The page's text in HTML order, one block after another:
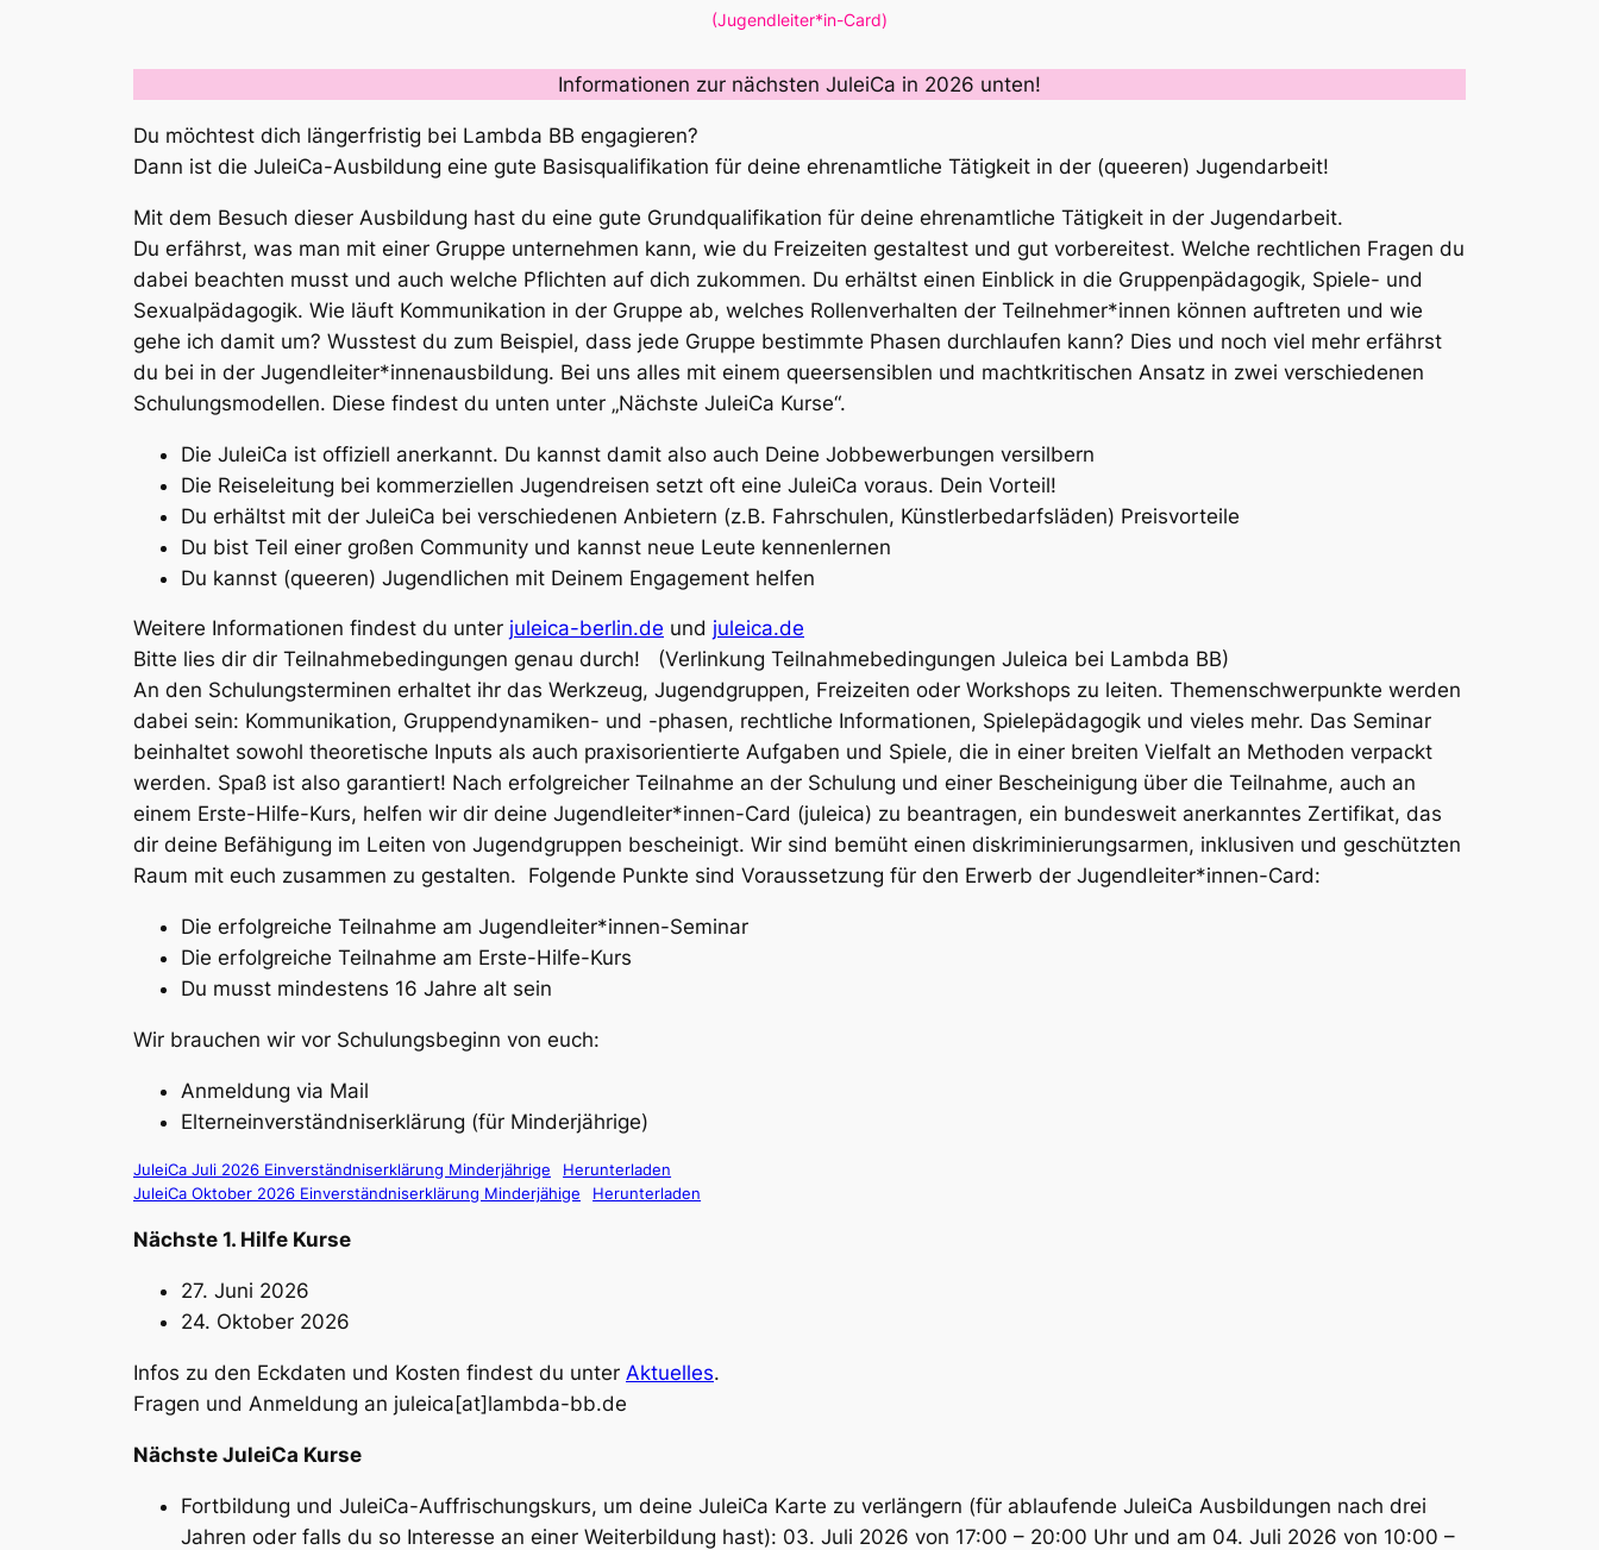
(Jugendleiter*in-Card)
Informationen zur nächsten JuleiCa in 2026 unten!
Du möchtest dich längerfristig bei Lambda BB engagieren?
Dann ist die JuleiCa-Ausbildung eine gute Basisqualifikation für deine ehrenamtliche Tätigkeit in der (queeren) Jugendarbeit!
Mit dem Besuch dieser Ausbildung hast du eine gute Grundqualifikation für deine ehrenamtliche Tätigkeit in der Jugendarbeit.
Du erfährst, was man mit einer Gruppe unternehmen kann, wie du Freizeiten gestaltest und gut vorbereitest. Welche rechtlichen Fragen du
dabei beachten musst und auch welche Pflichten auf dich zukommen. Du erhältst einen Einblick in die Gruppenpädagogik, Spiele- und
Sexualpädagogik. Wie läuft Kommunikation in der Gruppe ab, welches Rollenverhalten der Teilnehmer*innen können auftreten und wie
gehe ich damit um? Wusstest du zum Beispiel, dass jede Gruppe bestimmte Phasen durchlaufen kann? Dies und noch viel mehr erfährst
du bei in der Jugendleiter*innenausbildung. Bei uns alles mit einem queersensiblen und machtkritischen Ansatz in zwei verschiedenen
Schulungsmodellen. Diese findest du unten unter „Nächste JuleiCa Kurse“.
Die JuleiCa ist offiziell anerkannt. Du kannst damit also auch Deine Jobbewerbungen versilbern
Die Reiseleitung bei kommerziellen Jugendreisen setzt oft eine JuleiCa voraus. Dein Vorteil!
Du erhältst mit der JuleiCa bei verschiedenen Anbietern (z.B. Fahrschulen, Künstlerbedarfsläden) Preisvorteile
Du bist Teil einer großen Community und kannst neue Leute kennenlernen
Du kannst (queeren) Jugendlichen mit Deinem Engagement helfen
Weitere Informationen findest du unter juleica-berlin.de und juleica.de
Bitte lies dir dir Teilnahmebedingungen genau durch! (Verlinkung Teilnahmebedingungen Juleica bei Lambda BB)
An den Schulungsterminen erhaltet ihr das Werkzeug, Jugendgruppen, Freizeiten oder Workshops zu leiten. Themenschwerpunkte werden
dabei sein: Kommunikation, Gruppendynamiken- und -phasen, rechtliche Informationen, Spielepädagogik und vieles mehr. Das Seminar
beinhaltet sowohl theoretische Inputs als auch praxisorientierte Aufgaben und Spiele, die in einer breiten Vielfalt an Methoden verpackt
werden. Spaß ist also garantiert! Nach erfolgreicher Teilnahme an der Schulung und einer Bescheinigung über die Teilnahme, auch an
einem Erste-Hilfe-Kurs, helfen wir dir deine Jugendleiter*innen-Card (juleica) zu beantragen, ein bundesweit anerkanntes Zertifikat, das
dir deine Befähigung im Leiten von Jugendgruppen bescheinigt. Wir sind bemüht einen diskriminierungsarmen, inklusiven und geschützten
Raum mit euch zusammen zu gestalten. Folgende Punkte sind Voraussetzung für den Erwerb der Jugendleiter*innen-Card:
Die erfolgreiche Teilnahme am Jugendleiter*innen-Seminar
Die erfolgreiche Teilnahme am Erste-Hilfe-Kurs
Du musst mindestens 16 Jahre alt sein
Wir brauchen wir vor Schulungsbeginn von euch:
Anmeldung via Mail
Elterneinverständniserklärung (für Minderjährige)
JuleiCa Juli 2026 Einverständniserklärung Minderjährige
Herunterladen
JuleiCa Oktober 2026 Einverständniserklärung Minderjähige
Herunterladen
Nächste 1. Hilfe Kurse
27. Juni 2026
24. Oktober 2026
Infos zu den Eckdaten und Kosten findest du unter Aktuelles.
Fragen und Anmeldung an juleica[at]lambda-bb.de
Nächste JuleiCa Kurse
Fortbildung und JuleiCa-Auffrischungskurs, um deine JuleiCa Karte zu verlängern (für ablaufende JuleiCa Ausbildungen nach drei
Jahren oder falls du so Interesse an einer Weiterbildung hast): 03. Juli 2026 von 17:00 – 20:00 Uhr und am 04. Juli 2026 von 10:00 –